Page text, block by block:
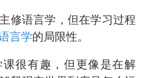
修语言学，但在学习过程
言学的局限性。
课很有趣，但更像是在解